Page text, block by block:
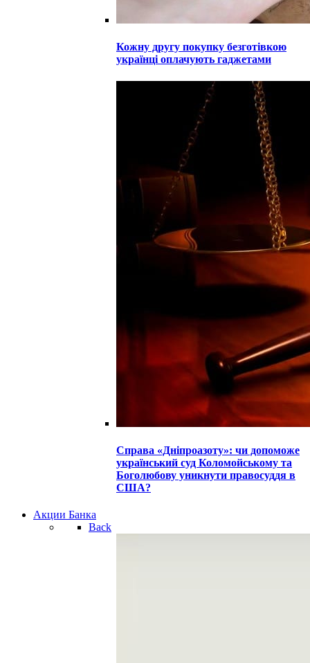
Кожну другу покупку безготівкою
українці оплачують гаджетами
Справа «Дніпроазоту»: чи допоможе
український суд Коломойському та
Боголюбову уникнути правосуддя в
США?
Акции Банка
Back